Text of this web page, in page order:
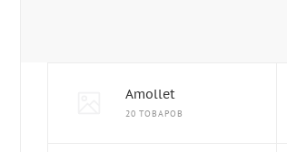
Amollet
20 ТОВАРОВ